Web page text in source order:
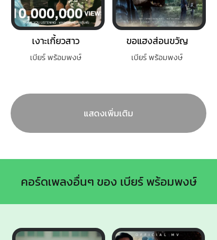
เงาะเกี้ยวสาว
เบียร์ พร้อมพงษ์
ขอแฮงส่อนขวัญ
เบียร์ พร้อมพงษ์
แสดงเพิ่มเติม
คอร์ดเพลงอื่นๆ ของ เบียร์ พร้อมพงษ์